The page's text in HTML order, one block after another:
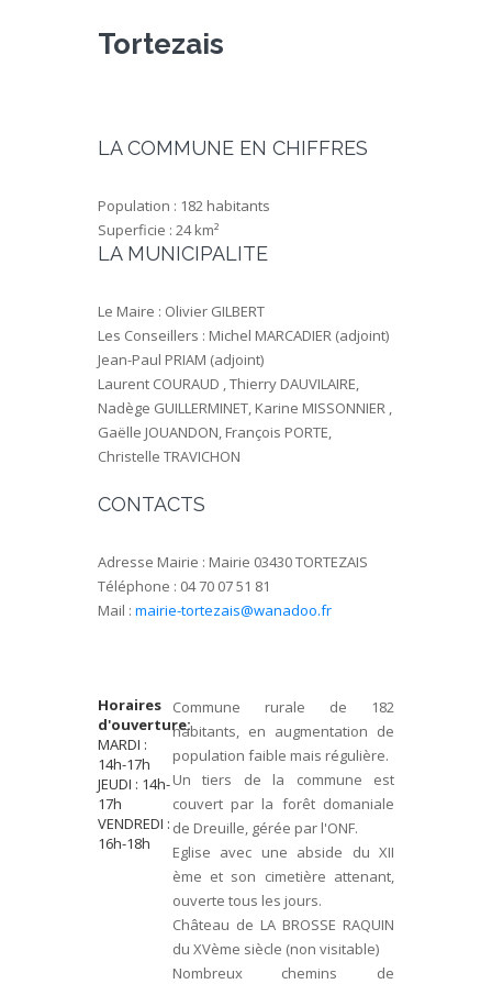
Tortezais
LA COMMUNE EN CHIFFRES
Population : 182 habitants
Superficie : 24 km²
LA MUNICIPALITE
Le Maire : Olivier GILBERT
Les Conseillers : Michel MARCADIER (adjoint)
Jean-Paul PRIAM (adjoint)
Laurent COURAUD , Thierry DAUVILAIRE,
Nadège GUILLERMINET, Karine MISSONNIER ,
Gaëlle JOUANDON, François PORTE,
Christelle TRAVICHON
CONTACTS
Adresse Mairie : Mairie 03430 TORTEZAIS
Téléphone : 04 70 07 51 81
Mail : mairie-tortezais@wanadoo.fr
Horaires
d'ouverture:
MARDI :
14h-17h
JEUDI : 14h-
17h
VENDREDI :
16h-18h
Commune rurale de 182
habitants, en augmentation de
population faible mais régulière.
Un tiers de la commune est
couvert par la forêt domaniale
de Dreuille, gérée par l'ONF.
Eglise avec une abside du XII
ème et son cimetière attenant,
ouverte tous les jours.
Château de LA BROSSE RAQUIN
du XVème siècle (non visitable)
Nombreux chemins de